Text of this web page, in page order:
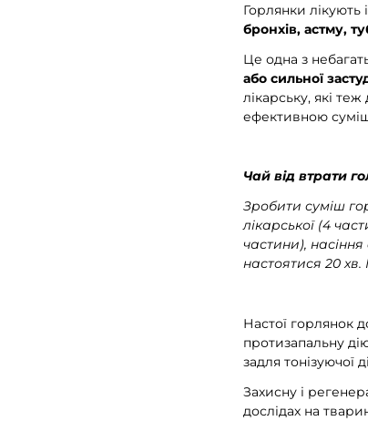
Горлянки лікують
бронхів, астму,
Це одна з
або сильної
лікарську, які
ефективною
Чай від втрати
Зробити суміш
лікарської (4
частини),
настоятися 20
Настої горлянок
протизапальну
задля тонізуючої
Захисну і
дослідах на